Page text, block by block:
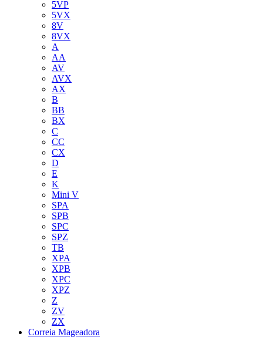
5VP
5VX
8V
8VX
A
AA
AV
AVX
AX
B
BB
BX
C
CC
CX
D
E
K
Mini V
SPA
SPB
SPC
SPZ
TB
XPA
XPB
XPC
XPZ
Z
ZV
ZX
Correia Mageadora